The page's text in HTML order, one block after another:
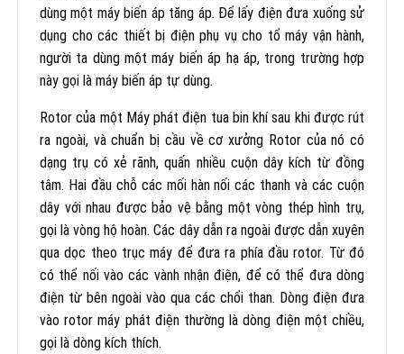
dùng một máy biến áp tăng áp. Để lấy điện đưa xuống sử
dụng cho các thiết bị điện phụ vụ cho tổ máy vận hành,
người ta dùng một máy biến áp hạ áp, trong trường hợp
này gọi là máy biến áp tự dùng.
Rotor của một Máy phát điện tua bin khí sau khi được rút
ra ngoài, và chuẩn bị cầu về cơ xưởng Rotor của nó có
dạng trụ có xẻ rãnh, quấn nhiều cuộn dây kích từ đồng
tâm. Hai đầu chỗ các mối hàn nối các thanh và các cuộn
dây với nhau được bảo vệ bằng một vòng thép hình trụ,
gọi là vòng hộ hoàn. Các dây dẫn ra ngoài được dẫn xuyên
qua dọc theo trục máy để đưa ra phía đầu rotor. Từ đó
có thể nối vào các vành nhận điện, để có thể đưa dòng
điện từ bên ngoài vào qua các chổi than. Dòng điện đưa
vào rotor máy phát điện thường là dòng điện một chiều,
gọi là dòng kích thích.